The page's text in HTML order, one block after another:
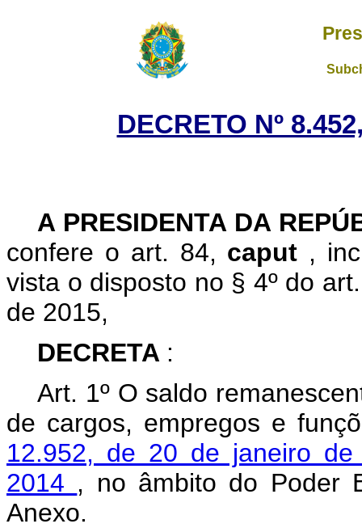
DECRETO Nº
A PRESIDENTA DA
confere o art. 84, caput ,
vista o disposto no § 4º do
de 2015,
DECRETA :
Art. 1º O saldo
de cargos, empregos e
12.952, de 20 de janeiro
2014 , no âmbito do Poder
Anexo.